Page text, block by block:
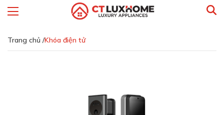
Trang chủ /Khóa điện tử